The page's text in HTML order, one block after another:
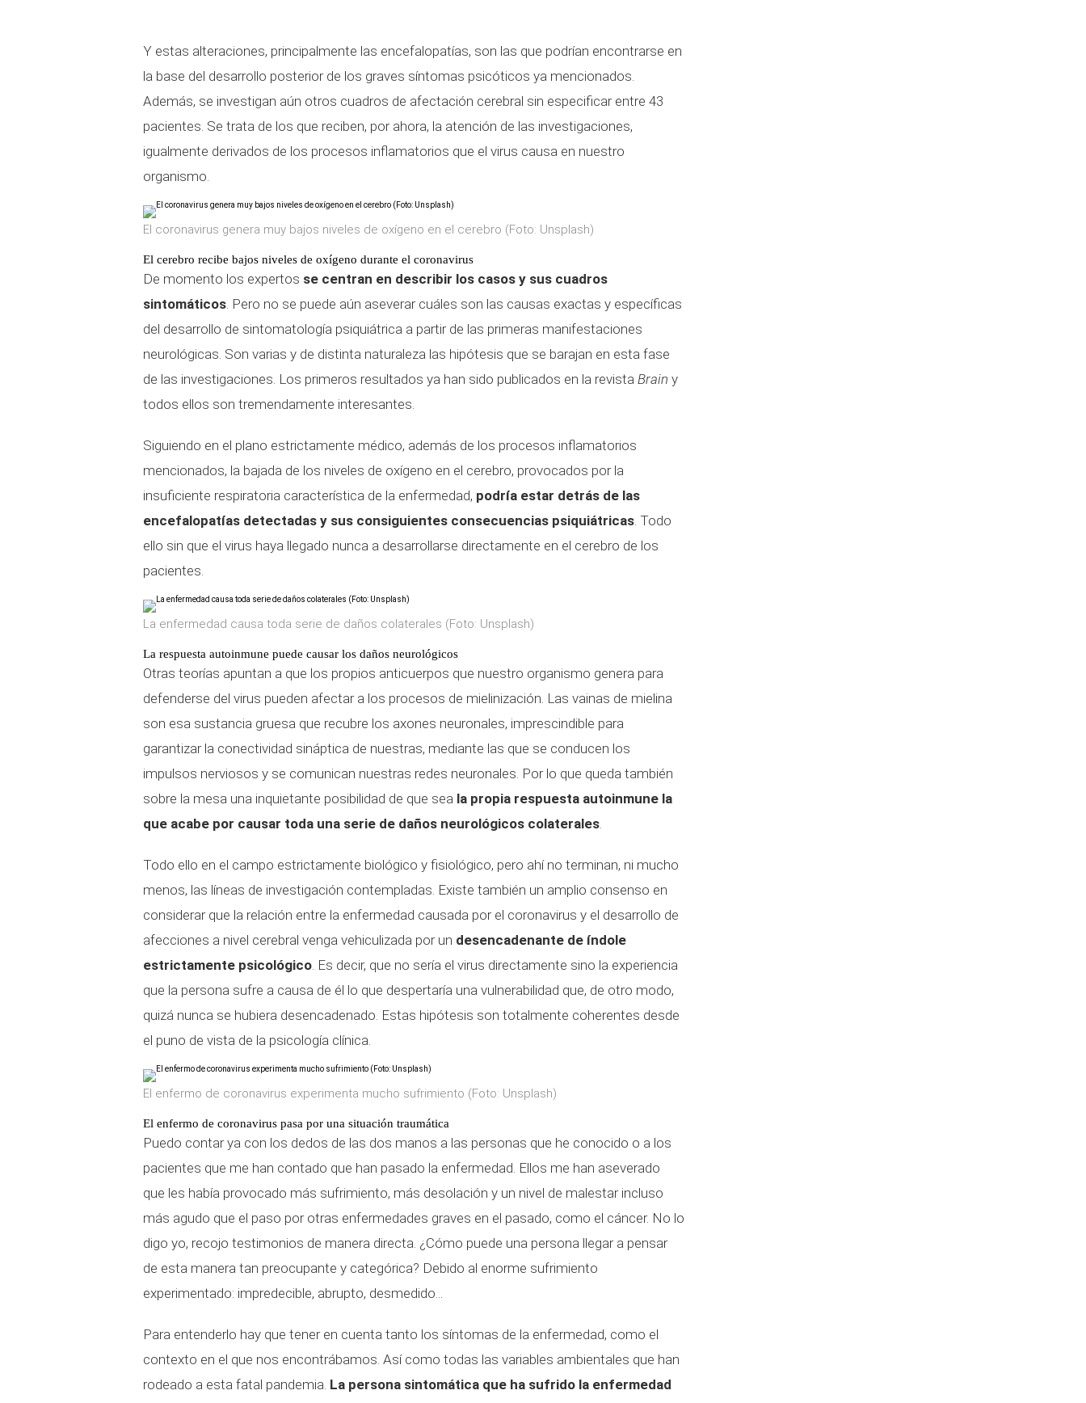
Y estas alteraciones, principalmente las encefalopatías, son las que podrían encontrarse en
la base del desarrollo posterior de los graves síntomas psicóticos ya mencionados.
Además, se investigan aún otros cuadros de afectación cerebral sin especificar entre 43
pacientes. Se trata de los que reciben, por ahora, la atención de las investigaciones,
igualmente derivados de los procesos inflamatorios que el virus causa en nuestro
organismo.
El coronavirus genera muy bajos niveles de oxígeno en el cerebro (Foto: Unsplash)
El cerebro recibe bajos niveles de oxígeno durante el coronavirus
De momento los expertos se centran en describir los casos y sus cuadros
sintomáticos. Pero no se puede aún aseverar cuáles son las causas exactas y específicas
del desarrollo de sintomatología psiquiátrica a partir de las primeras manifestaciones
neurológicas. Son varias y de distinta naturaleza las hipótesis que se barajan en esta fase
de las investigaciones. Los primeros resultados ya han sido publicados en la revista Brain y
todos ellos son tremendamente interesantes.
Siguiendo en el plano estrictamente médico, además de los procesos inflamatorios
mencionados, la bajada de los niveles de oxígeno en el cerebro, provocados por la
insuficiente respiratoria característica de la enfermedad, podría estar detrás de las
encefalopatías detectadas y sus consiguientes consecuencias psiquiátricas. Todo
ello sin que el virus haya llegado nunca a desarrollarse directamente en el cerebro de los
pacientes.
La enfermedad causa toda serie de daños colaterales (Foto: Unsplash)
La respuesta autoinmune puede causar los daños neurológicos
Otras teorías apuntan a que los propios anticuerpos que nuestro organismo genera para
defenderse del virus pueden afectar a los procesos de mielinización. Las vainas de mielina
son esa sustancia gruesa que recubre los axones neuronales, imprescindible para
garantizar la conectividad sináptica de nuestras, mediante las que se conducen los
impulsos nerviosos y se comunican nuestras redes neuronales. Por lo que queda también
sobre la mesa una inquietante posibilidad de que sea la propia respuesta autoinmune la
que acabe por causar toda una serie de daños neurológicos colaterales.
Todo ello en el campo estrictamente biológico y fisiológico, pero ahí no terminan, ni mucho
menos, las líneas de investigación contempladas. Existe también un amplio consenso en
considerar que la relación entre la enfermedad causada por el coronavirus y el desarrollo de
afecciones a nivel cerebral venga vehiculizada por un desencadenante de índole
estrictamente psicológico. Es decir, que no sería el virus directamente sino la experiencia
que la persona sufre a causa de él lo que despertaría una vulnerabilidad que, de otro modo,
quizá nunca se hubiera desencadenado. Estas hipótesis son totalmente coherentes desde
el puno de vista de la psicología clínica.
El enfermo de coronavirus experimenta mucho sufrimiento (Foto: Unsplash)
El enfermo de coronavirus pasa por una situación traumática
Puedo contar ya con los dedos de las dos manos a las personas que he conocido o a los
pacientes que me han contado que han pasado la enfermedad. Ellos me han aseverado
que les había provocado más sufrimiento, más desolación y un nivel de malestar incluso
más agudo que el paso por otras enfermedades graves en el pasado, como el cáncer. No lo
digo yo, recojo testimonios de manera directa. ¿Cómo puede una persona llegar a pensar
de esta manera tan preocupante y categórica? Debido al enorme sufrimiento
experimentado: impredecible, abrupto, desmedido...
Para entenderlo hay que tener en cuenta tanto los síntomas de la enfermedad, como el
contexto en el que nos encontrábamos. Así como todas las variables ambientales que han
rodeado a esta fatal pandemia. La persona sintomática que ha sufrido la enfermedad